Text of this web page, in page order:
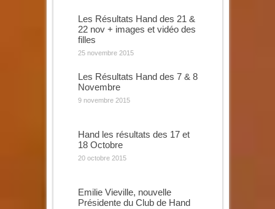
Les Résultats Hand des 21 &
22 nov + images et vidéo des
filles
25 novembre 2015
Les Résultats Hand des 7 & 8
Novembre
9 novembre 2015
Hand les résultats des 17 et
18 Octobre
20 octobre 2015
Emilie Vieville, nouvelle
Présidente du Club de Hand